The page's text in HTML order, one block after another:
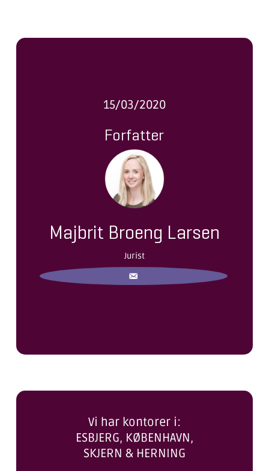
15/03/2020
Forfatter
Majbrit Broeng Larsen
Jurist
Vi har kontorer i:
ESBJERG, KØBENHAVN,
SKJERN & HERNING